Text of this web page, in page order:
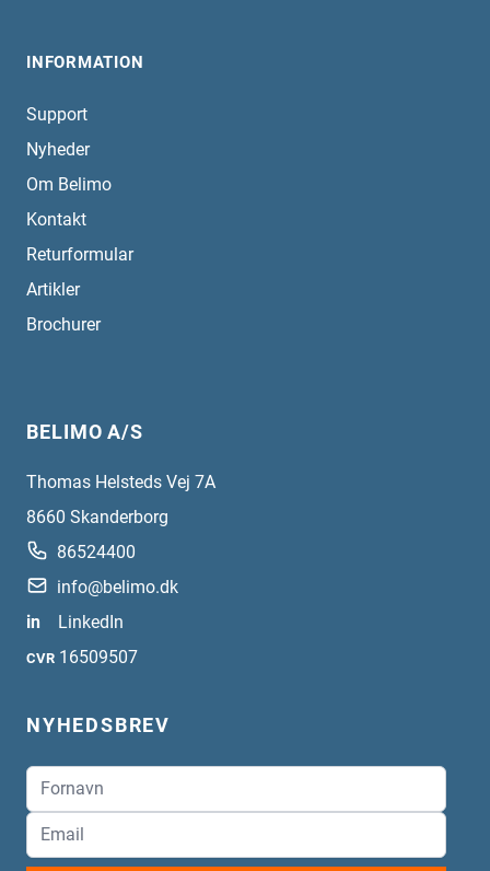
INFORMATION
Support
Nyheder
Om Belimo
Kontakt
Returformular
Artikler
Brochurer
BELIMO A/S
Thomas Helsteds Vej 7A
8660 Skanderborg
86524400
info@belimo.dk
in
LinkedIn
CVR 16509507
NYHEDSBREV